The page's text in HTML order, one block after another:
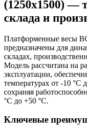
(1250х1500) —
склада и
Платформенные весы
предназначены для
складах,
Модель рассчитана на
эксплуатации,
температурах от -10 °C
сохраняя
°C до +50 °C.
Ключевые